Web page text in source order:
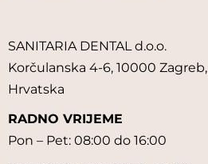
SANITARIA DENTAL d.o.o.
Korčulanska 4-6, 10000 Zagreb,
Hrvatska
RADNO VRIJEME
Pon – Pet: 08:00 do 16:00